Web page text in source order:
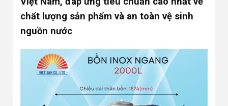
chất lượng sản phẩm và an toàn vệ sinh
nguồn nước